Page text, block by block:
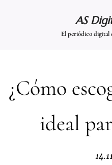
AS
El periódico digital
¿Cómo
ideal